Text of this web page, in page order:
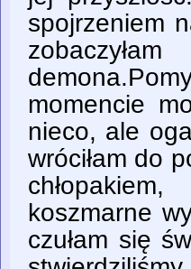
spojrzeniem
momencie
nieco, ale
wróciłam do
koszmarne
czułam się